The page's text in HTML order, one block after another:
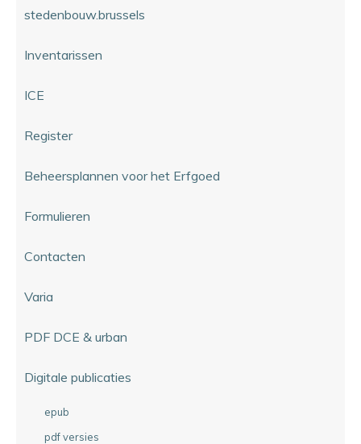
stedenbouw.brussels
Inventarissen
ICE
Register
Beheersplannen voor het Erfgoed
Formulieren
Contacten
Varia
PDF DCE & urban
Digitale publicaties
epub
pdf versies